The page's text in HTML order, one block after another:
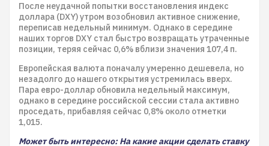
После неудачной попытки восстановления индекс
доллара (DXY) утром возобновил активное снижение,
переписав недельный минимум. Однако в середине
наших торгов DXY стал быстро возвращать утраченные
позиции, теряя сейчас 0,6% вблизи значения 107,4 п.
Европейская валюта поначалу умеренно дешевела, но
незадолго до нашего открытия устремилась вверх.
Пара евро-доллар обновила недельный максимум,
однако в середине российской сессии стала активно
проседать, прибавляя сейчас 0,8% около отметки
1,015.
Может быть интересно: На какие акции сделать ставку